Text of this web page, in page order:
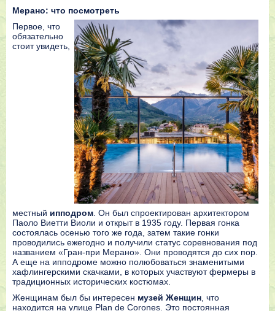
Мерано: что посмотреть
Первое, что
обязательно
стоит увидеть,
местный ипподром . Он был спроектирован архитектором
Паоло Виетти Виоли и открыт в 1935 году. Первая гонка
состоялась осенью того же года, затем такие гонки
проводились ежегодно и получили статус соревнования под
названием «Гран-при Мерано». Они проводятся до сих пор.
А еще на ипподроме можно полюбоваться знаменитыми
хафлингерскими скачками, в которых участвуют фермеры в
традиционных исторических костюмах.
Женщинам был бы интересен музей Женщин , что
находится на улице Plan de Corones. Это постоянная